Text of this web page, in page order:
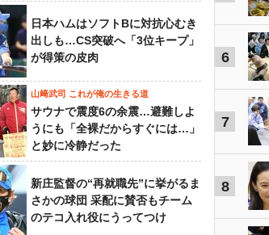
日本ハムはソフトBに対抗心むき
出しも…CS突破へ「3位キープ」
が得策の皮肉
山﨑武司 これが俺の生きる道
サウナで震度6の余震…避難しよ
うにも「全裸だからすぐには…」
と妙に冷静だった
新庄監督の“再就職先”に挙がるま
さかの球団 采配に賛否もチーム
のテコ入れ役にうってつけ
6
7
8